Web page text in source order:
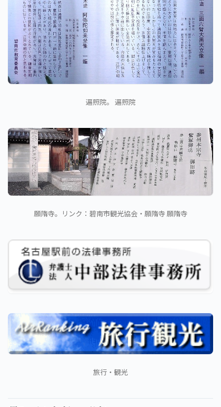
遍照院。 遍照院
願隋寺。リンク：碧南市観光協会・願隋寺 願隋寺
旅行・観光